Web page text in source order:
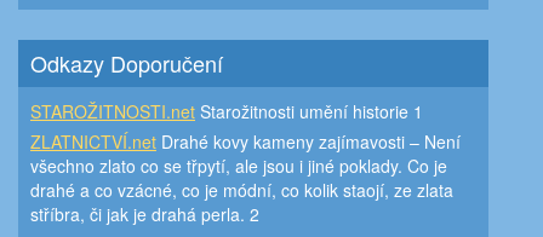
Odkazy Doporučení
STAROŽITNOSTI.net Starožitnosti umění historie 1
ZLATNICTVÍ.net Drahé kovy kameny zajímavosti – Není
všechno zlato co se třpytí, ale jsou i jiné poklady. Co je
drahé a co vzácné, co je módní, co kolik staojí, ze zlata
stříbra, či jak je drahá perla. 2